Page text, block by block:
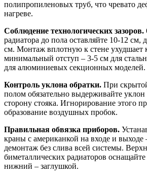
полипропиленовых труб, что чревато
нагреве.
Соблюдение технологических зазоров.
радиатора до пола оставляйте 10-12 см,
см. Монтаж вплотную к стене ухудшает
минимальный отступ – 3-5 см для
для алюминиевых секционных моделей.
Контроль уклона обратки. При
полом обязательно выдерживайте
сторону стояка. Игнорирование этого
образование воздушных пробок.
Правильная обвязка приборов.
краны с американкой на входе и выходе
демонтаж без слива всей системы.
биметаллических радиаторов
нижний – заглушкой.